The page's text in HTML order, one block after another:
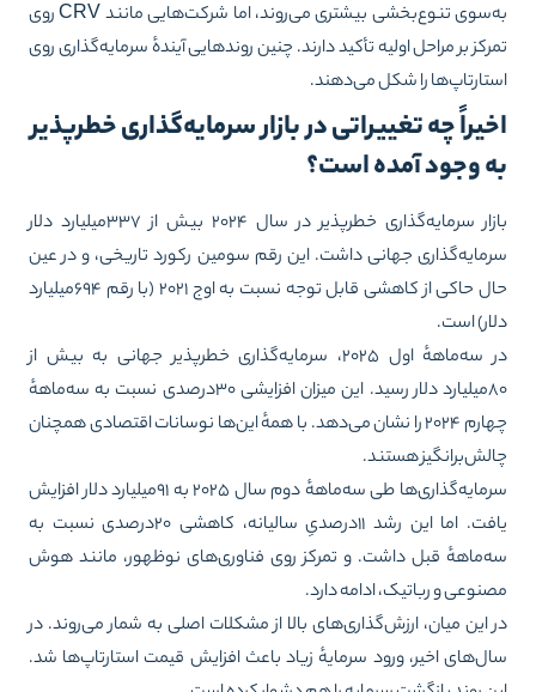
به‌سوی تنوع‌بخشی بیشتری می‌روند، اما شرکت‌هایی مانند CRV روی
بر مراحل اولیه تأکید دارند. چنین روندهایی آیندهٔ سرمایه‌گذاری روی
را شکل می‌دهند.
چه تغییراتی در بازار سرمایه‌گذاری خطرپذیر
وجود آمده است؟
بازار سرمایه‌گذاری خطرپذیر در سال ۲۰۲۴ بیش از ۳۳۷میلیارد دلار
جهانی داشت. این رقم سومین رکورد تاریخی، و در عین
حال حاکی از کاهشی قابل توجه نسبت به اوج ۲۰۲۱ (با رقم ۶۹۴میلیارد
است.
در سه‌ماههٔ اول ۲۰۲۵، سرمایه‌گذاری خطرپذیر جهانی به بیش از
۸۰میلیارد دلار رسید. این میزان افزایشی ۳۰درصدی نسبت به سه‌ماههٔ
چهارم ۲۰۲۴ را نشان می‌دهد. با همهٔ این‌ها نوسانات اقتصادی همچنان
هستند.
سرمایه‌گذاری‌ها طی سه‌ماههٔ دوم سال ۲۰۲۵ به ۹۱میلیارد دلار افزایش
یافت. اما این رشد ۱۱درصدیِ سالیانه، کاهشی ۲۰درصدی نسبت به
قبل داشت. و تمرکز روی فناوری‌های نوظهور، مانند هوش
و رباتیک، ادامه دارد.
این میان، ارزش‌گذاری‌های بالا از مشکلات اصلی به شمار می‌روند. در
اخیر، ورود سرمایهٔ زیاد باعث افزایش قیمت استارتاپ‌ها شد.